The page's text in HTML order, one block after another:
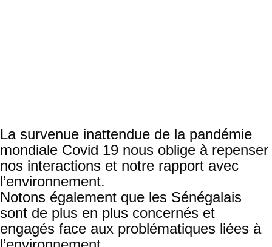
La survenue inattendue de la pandémie
mondiale Covid 19 nous oblige à repenser
nos interactions et notre rapport avec
l’environnement.
Notons également que les Sénégalais
sont de plus en plus concernés et
engagés face aux problématiques liées à